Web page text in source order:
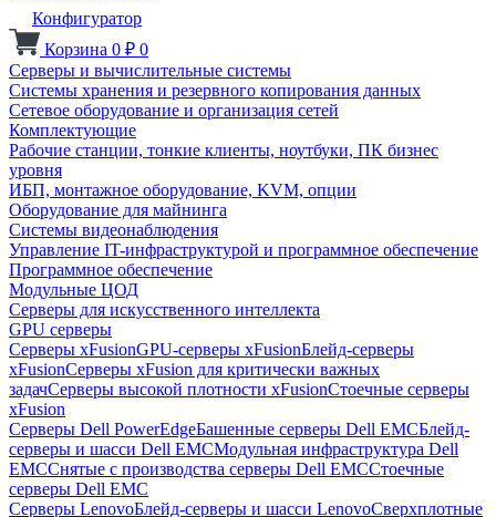
Конфигуратор
Корзина 0 ₽ 0
Серверы и вычислительные системы
Системы хранения и резервного копирования данных
Сетевое оборудование и организация сетей
Комплектующие
Рабочие станции, тонкие клиенты, ноутбуки, ПК бизнес
уровня
ИБП, монтажное оборудование, KVM, опции
Оборудование для майнинга
Системы видеонаблюдения
Управление IT-инфраструктурой и программное обеспечение
Программное обеспечение
Модульные ЦОД
Серверы для искусственного интеллекта
GPU серверы
Серверы xFusionGPU-серверы xFusionБлейд-серверы
xFusionСерверы xFusion для критически важных
задачСерверы высокой плотности xFusionСтоечные серверы
xFusion
Серверы Dell PowerEdgeБашенные серверы Dell EMCБлейд-
серверы и шасси Dell EMCМодульная инфраструктура Dell
EMCСнятые с производства серверы Dell EMCСтоечные
серверы Dell EMC
Серверы LenovoБлейд-серверы и шасси LenovoСверхплотные